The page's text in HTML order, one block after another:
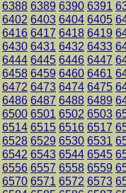
6388 6389 6390 6391
6402 6403 6404 6405
6416 6417 6418 6419
6430 6431 6432 6433
6444 6445 6446 6447
6458 6459 6460 6461
6472 6473 6474 6475
6486 6487 6488 6489
6500 6501 6502 6503
6514 6515 6516 6517
6528 6529 6530 6531
6542 6543 6544 6545
6556 6557 6558 6559
6570 6571 6572 6573